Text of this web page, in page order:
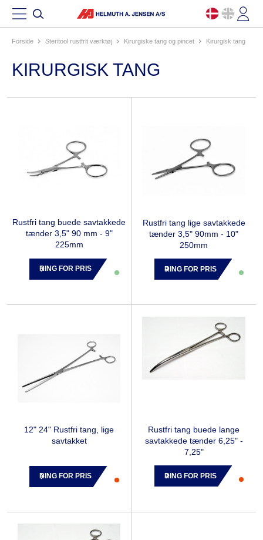
Forside steritool rustfrit værktøj kirurgiske tang og pincet kirurgisk tang
KIRURGISK TANG
Rustfri tang buede savtakkede
tænder 3,5" 90 mm - 9"
225mm
RING FOR PRIS
Rustfri tang lige savtakkede
tænder 3,5" 90mm - 10"
250mm
RING FOR PRIS
12" 24" Rustfri tang, lige
savtakket
RING FOR PRIS
Rustfri tang buede lange
savtakkede tænder 6,25" -
7,25"
RING FOR PRIS